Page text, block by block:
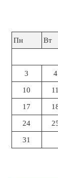
Пн
Вт
3 4
10 11
17
24
31